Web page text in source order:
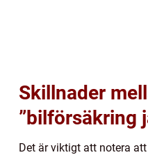
Skillnader
”bilförsäkring
Det är viktigt att notera